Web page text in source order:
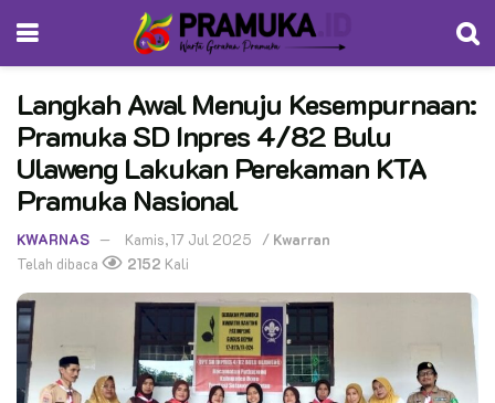
Langkah Awal Menuju Kesempurnaan:
Pramuka SD Inpres 4/82 Bulu
Ulaweng Lakukan Perekaman KTA
Pramuka Nasional
KWARNAS Kamis, 17 Jul 2025 / Kwarran
Telah dibaca
2152 Kali